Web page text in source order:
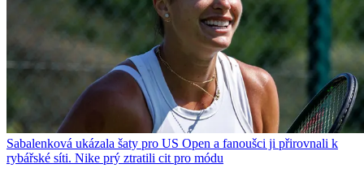
Sabalenková ukázala šaty pro US Open a fanoušci ji přirovnali k
rybářské síti. Nike prý ztratili cit pro módu